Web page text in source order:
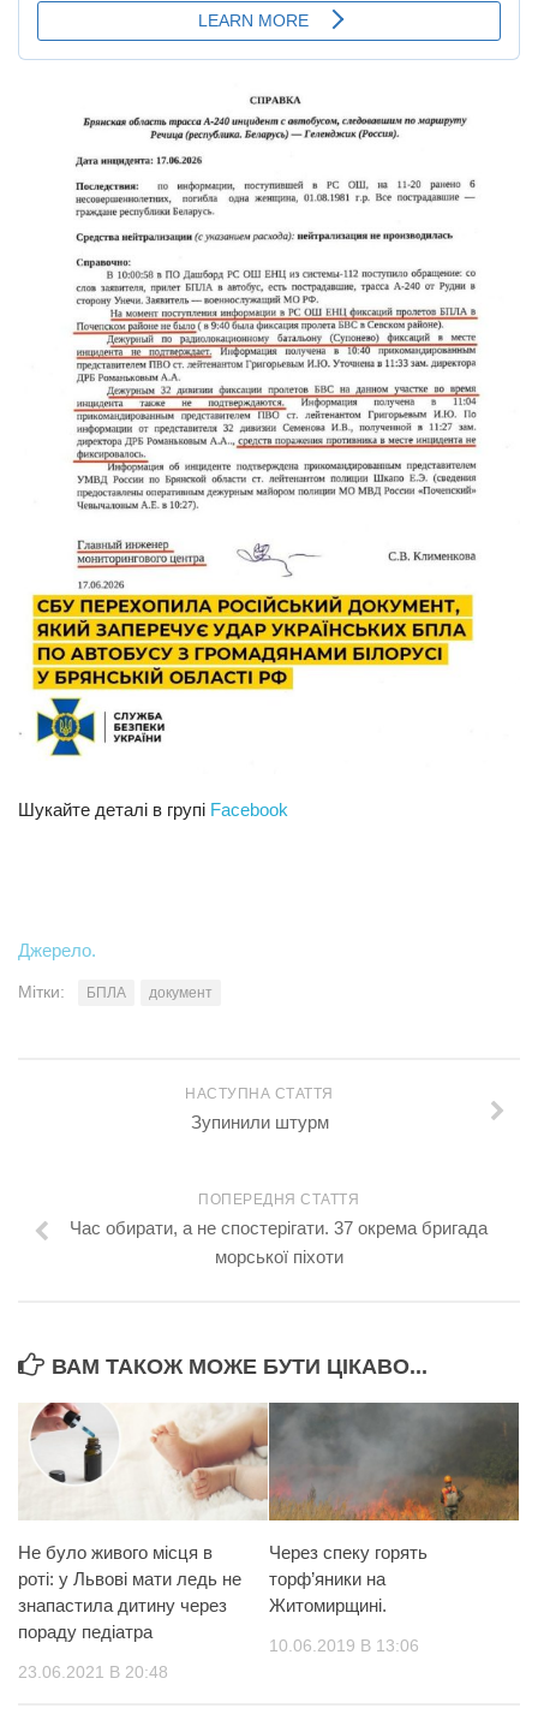
Шукайте деталі в групі Facebook
Джерело.
Мітки: БПЛА документ
НАСТУПНА СТАТТЯ
Зупинили штурм
ПОПЕРЕДНЯ СТАТТЯ
Час обирати, а не спостерігати. 37 окрема бригада
морської піхоти
ВАМ ТАКОЖ МОЖЕ БУТИ ЦІКАВО...
Не було живого місця в
роті: у Львові мати ледь не
знапастила дитину через
пораду педіатра
23.06.2021 В 20:48
Через спеку горять
торф’яники на
Житомирщині.
10.06.2019 В 13:06